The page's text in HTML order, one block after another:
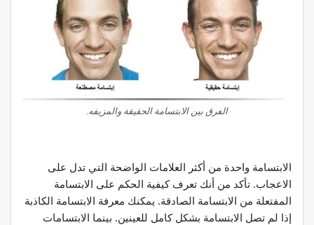
الفرق بين الابتسامة الحقيقة والمزيفه.
الابتسامة واحدة من أكثر العلامات الواضحة التي تدل على
الاعجاب. تأكد من أنك تعرف كيفية الحكم على الابتسامة
المفتعلة من الابتسامة الصادقة. يمكنك معرفة الابتسامة الكاذبة
إذا لم تصل الابتسامة بشكل كامل للعينين. بينما الابتسامات